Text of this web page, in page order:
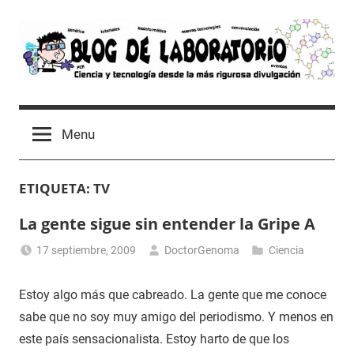
content
Blog
de
Laboratorio
Tutoriales,
Ocio
un
Laboratorio
Molecular
Menu
ETIQUETA: TV
La gente sigue sin entender la Gripe A
17 septiembre, 2009 DoctorGenoma Ciencia
Estoy algo más que cabreado. La gente que me conoce
sabe que no soy muy amigo del periodismo. Y menos en
este país sensacionalista. Estoy harto de que los